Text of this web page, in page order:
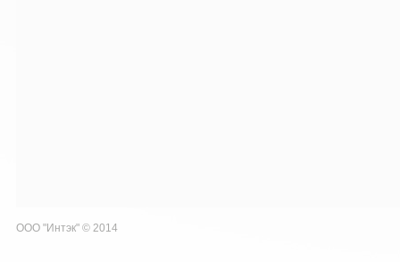
ООО "Интэк" © 2014